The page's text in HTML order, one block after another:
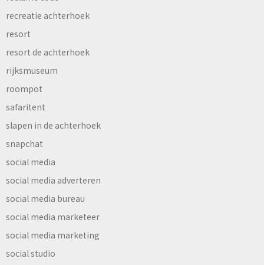
recreatie achterhoek
resort
resort de achterhoek
rijksmuseum
roompot
safaritent
slapen in de achterhoek
snapchat
social media
social media adverteren
social media bureau
social media marketeer
social media marketing
social studio